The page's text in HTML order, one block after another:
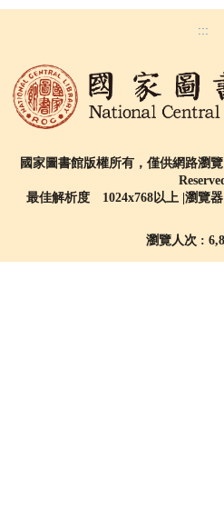
:::
國家圖書館版權所有，僅供網路瀏
Reserved
最佳解析度 1024x768以上 |瀏覽
瀏覽人次 :